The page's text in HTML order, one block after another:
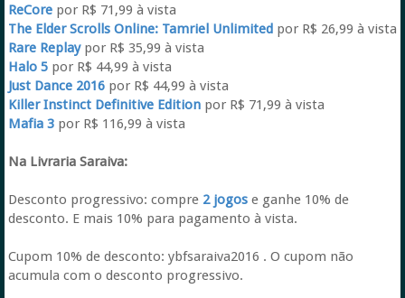
ReCorepor R$ 71,99 à vista
The Elder Scrolls Online: Tamriel Unlimitedpor R$ 26,99 à vista
Rare Replaypor R$ 35,99 à vista
Halo 5por R$ 44,99 à vista
Just Dance 2016por R$ 44,99 à vista
Killer Instinct Definitive Editionpor R$ 71,99 à vista
Mafia 3por R$ 116,99 à vista
Na Livraria Saraiva:
Desconto progressivo: compre 2 jogose ganhe 10% de
desconto. E mais 10% para pagamento à vista.
Cupom 10% de desconto: ybfsaraiva2016 . O cupom não
acumula com o desconto progressivo.